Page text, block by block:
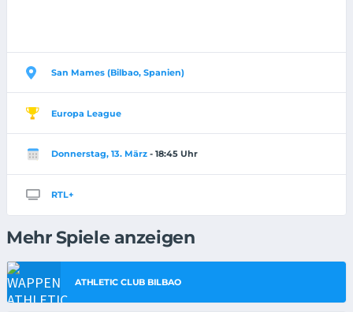
San Mames (Bilbao, Spanien)
Europa League
Donnerstag, 13. März - 18:45 Uhr
RTL+
Mehr Spiele anzeigen
ATHLETIC CLUB BILBAO